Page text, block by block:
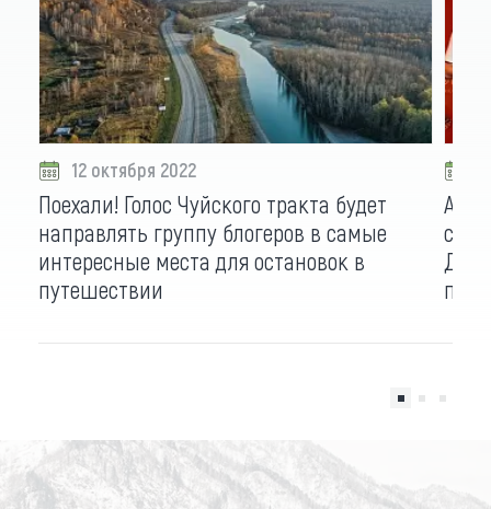
12 октября 2022
Поехали! Голос Чуйского тракта будет
направлять группу блогеров в самые
интересные места для остановок в
путешествии
Две
по